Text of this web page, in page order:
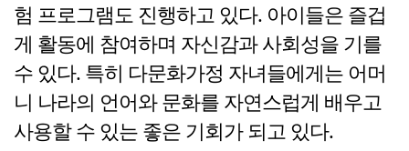
험 프로그램도 진행하고 있다. 아이들은 즐겁
게 활동에 참여하며 자신감과 사회성을 기를
수 있다. 특히 다문화가정 자녀들에게는 어머
니 나라의 언어와 문화를 자연스럽게 배우고
사용할 수 있는 좋은 기회가 되고 있다.